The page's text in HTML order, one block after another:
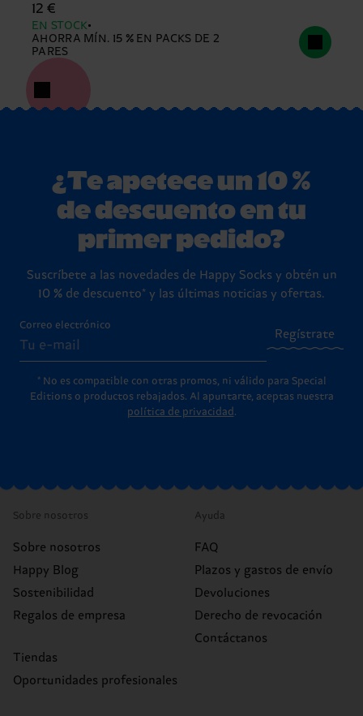
12 €
EN STOCK
AHORRA MÍN. 15 % EN PACKS DE 2
PARES
¿Te apetece un 10 %
de descuento en tu
primer pedido?
Suscríbete a las novedades de Happy Socks y obtén un
10 % de descuento* y las últimas noticias y ofertas.
Correo electrónico
Regístrate
* No es compatible con otras promos, ni válido para Special
Editions o productos rebajados. Al apuntarte, aceptas nuestra
política de privacidad .
Sobre nosotros
Sobre nosotros
Happy Blog
Sostenibilidad
Regalos de empresa
Tiendas
Oportunidades profesionales
Ayuda
FAQ
Plazos y gastos de envío
Devoluciones
Derecho de revocación
Contáctanos